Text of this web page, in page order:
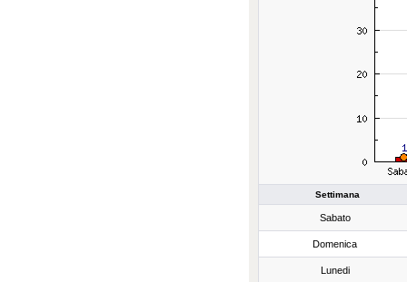
Settimana
Sabato
Domenica
Lunedi